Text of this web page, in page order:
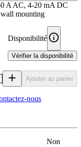
A AC, 4-20 mA DC
mounting
Disponibilité
Vérifier la disponibilité
Ajouter au panier
Non